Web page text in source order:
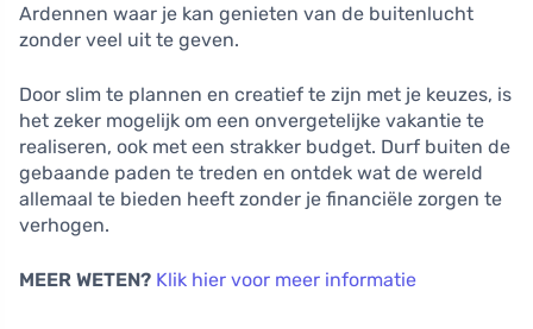
Ardennen waar je kan genieten van de buitenlucht
zonder veel uit te geven.
Door slim te plannen en creatief te zijn met je keuzes, is
het zeker mogelijk om een onvergetelijke vakantie te
realiseren, ook met een strakker budget. Durf buiten de
gebaande paden te treden en ontdek wat de wereld
allemaal te bieden heeft zonder je financiële zorgen te
verhogen.
MEER WETEN? Klik hier voor meer informatie